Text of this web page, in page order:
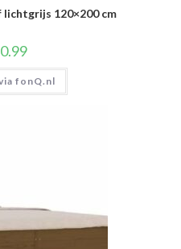
120×200 cm
fonQ.nl